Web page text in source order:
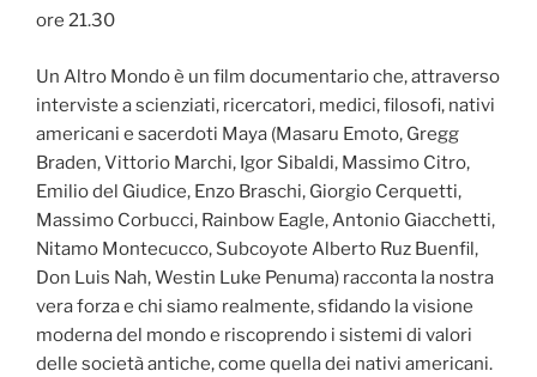
ore 21.30
Un Altro Mondo è un film documentario che, attraverso
interviste a scienziati, ricercatori, medici, filosofi, nativi
americani e sacerdoti Maya (Masaru Emoto, Gregg
Braden, Vittorio Marchi, Igor Sibaldi, Massimo Citro,
Emilio del Giudice, Enzo Braschi, Giorgio Cerquetti,
Massimo Corbucci, Rainbow Eagle, Antonio Giacchetti,
Nitamo Montecucco, Subcoyote Alberto Ruz Buenfil,
Don Luis Nah, Westin Luke Penuma) racconta la nostra
vera forza e chi siamo realmente, sfidando la visione
moderna del mondo e riscoprendo i sistemi di valori
delle società antiche, come quella dei nativi americani.